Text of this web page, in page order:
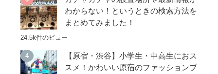
わからない！というときの検索方法を
まとめてみました！
24.5k件のビュー
【原宿・渋谷】小学生・中高生におス
スメ！かわいい原宿のファッションブ